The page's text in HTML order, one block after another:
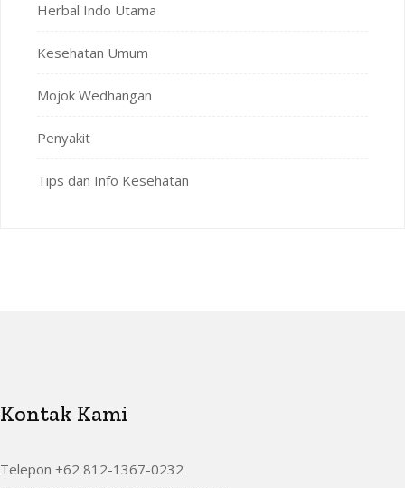
Herbal Indo Utama
Kesehatan Umum
Mojok Wedhangan
Penyakit
Tips dan Info Kesehatan
Kontak Kami
Telepon +62 812-1367-0232